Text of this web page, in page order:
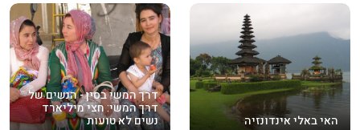
האי באלי אינדונזיה
דרך המשי בסין - הנשים של
דרך המשי: חצי מיליארד
נשים לא טועות